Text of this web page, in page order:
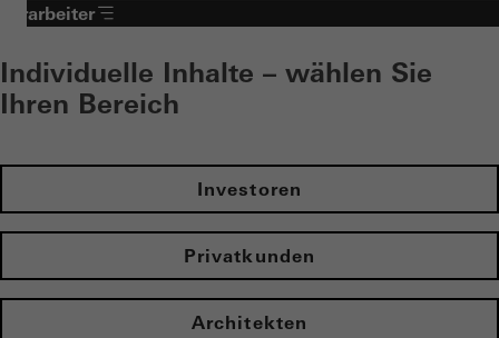
Verarbeiter
Individuelle Inhalte – wählen Sie
Ihren Bereich
Investoren
Privatkunden
Architekten